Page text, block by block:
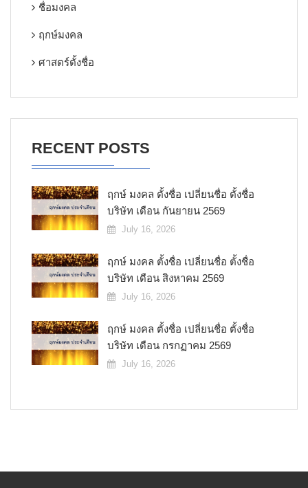
ชื่อมงคล
ฤกษ์มงคล
ศาสตร์ตั้งชื่อ
RECENT POSTS
ฤกษ์ มงคล ตั้งชื่อ เปลี่ยนชื่อ ตั้งชื่อ
บริษัท เดือน กันยายน 2569
July 16, 2026
ฤกษ์ มงคล ตั้งชื่อ เปลี่ยนชื่อ ตั้งชื่อ
บริษัท เดือน สิงหาคม 2569
July 16, 2026
ฤกษ์ มงคล ตั้งชื่อ เปลี่ยนชื่อ ตั้งชื่อ
บริษัท เดือน กรกฏาคม 2569
July 16, 2026